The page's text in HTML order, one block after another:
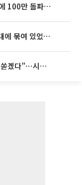
놀란 감독 '오디세이', 개봉 4일 만에 100만 돌파⋯'왕사남' 보다 빠르다
천안 교회서 11세 아동 사망…“침대에 묶여 있었다” 진술 확보
AT마드리드 ‘7번’ 이강인 “120% 쏟겠다”⋯시메오네 감독 “필요한 선수”